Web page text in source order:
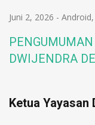
Juni 2, 2026 - Android,
DWIJENDRA
Ketua Yayasan